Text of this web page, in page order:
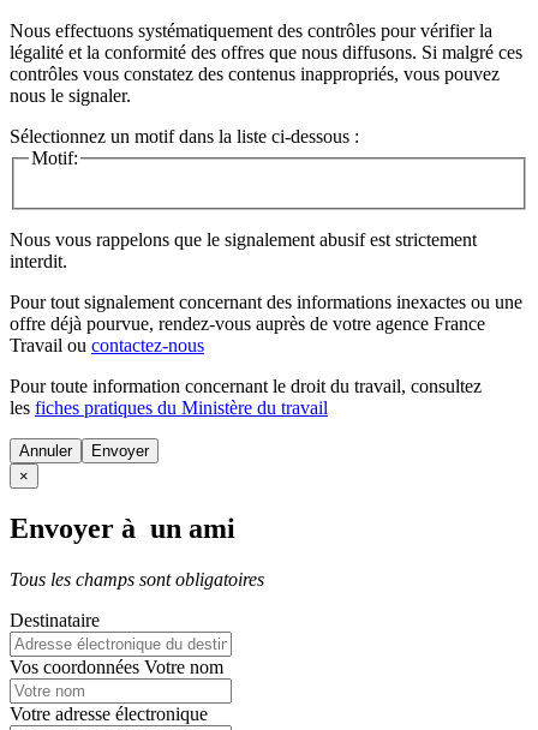
Nous effectuons systématiquement des contrôles pour vérifier la
légalité et la conformité des offres que nous diffusons. Si malgré ces
contrôles vous constatez des contenus inappropriés, vous pouvez
nous le signaler.
Sélectionnez un motif dans la liste ci-dessous :
Motif:
Nous vous rappelons que le signalement abusif est strictement
interdit.
Pour tout signalement concernant des informations inexactes ou une
offre déjà pourvue, rendez-vous auprès de votre agence France
Travail ou contactez-nous
Pour toute information concernant le droit du travail, consultez
les fiches pratiques du Ministère du travail
Annuler
×
Envoyer à un ami
Tous les champs sont obligatoires
Destinataire
Vos coordonnées Votre nom
Votre adresse électronique